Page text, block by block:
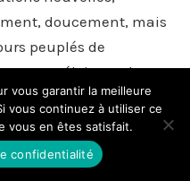
doucement, mais
peuplés de
vous éloigner du
peut-être à l’écrit,
moment, avec
de désir n’est pas
rien dire qui l’est
vous garantir la meilleure
vous continuez à utiliser ce
vous en êtes satisfait.
confidentialité